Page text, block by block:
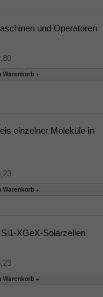
und Operatoren
einzelner Moleküle in
XGeX-Solarzellen